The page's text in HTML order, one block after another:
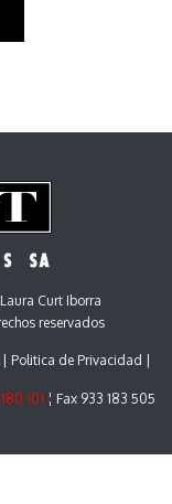
Curt Iborra
reservados
Politica de Privacidad
101 ¦ Fax 933 183 505